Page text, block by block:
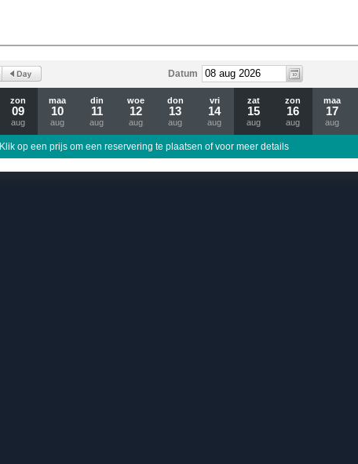
Datum
zon
09
aug
maa
10
aug
din
11
aug
woe
12
aug
don
13
aug
vri
14
aug
zat
15
aug
zon
16
aug
maa
17
aug
Klik op een prijs om een reservering te plaatsen of voor meer details